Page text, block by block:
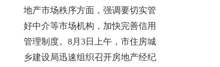
地产市场秩序方面，强调要切实管
好中介等市场机构，加快完善信用
管理制度。8月3日上午，市住房城
乡建设局迅速组织召开房地产经纪